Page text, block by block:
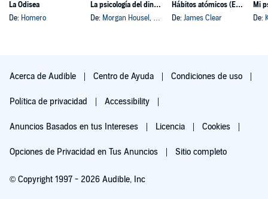
La Odisea
De: Homero
La psicología del dinero
De: Morgan Housel, y otros
Hábitos atómicos (Español neutro)
De: James Clear
Mi
De:
Acerca de Audible Centro de Ayuda Condiciones de uso
Política de privacidad Accessibility
Anuncios Basados en tus Intereses Licencia Cookies
Opciones de Privacidad en Tus Anuncios Sitio completo
© Copyright 1997 - 2026 Audible, Inc